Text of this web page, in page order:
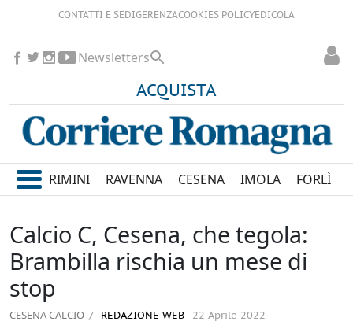
CONTATTI E SEDIGERENZACOOKIES POLICYEDICOLA
ACQUISTA
Newsletters
RIMINI RAVENNA CESENA IMOLA FORLÌ
Calcio C, Cesena, che tegola:
Brambilla rischia un mese di
stop
CESENA CALCIO REDAZIONE WEB 22 Aprile 2022